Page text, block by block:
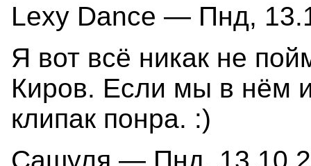
Lexy Dance — Пнд,
Я вот всё никак не
Киров. Если мы в нём
клипак понра. :)
Сашуля — Пнд,